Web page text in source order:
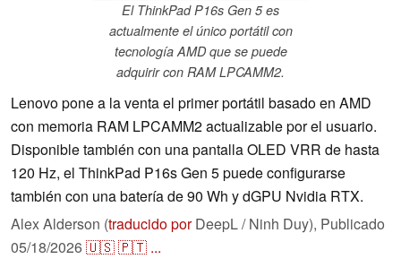
El ThinkPad P16s Gen 5 es
actualmente el único portátil con
tecnología AMD que se puede
adquirir con RAM LPCAMM2.
Lenovo pone a la venta el primer portátil basado en AMD
con memoria RAM LPCAMM2 actualizable por el usuario.
Disponible también con una pantalla OLED VRR de hasta
120 Hz, el ThinkPad P16s Gen 5 puede configurarse
también con una batería de 90 Wh y dGPU Nvidia RTX.
Alex Alderson (traducido porDeepL / Ninh Duy), Publicado
05/18/2026🇺🇸🇵🇹 ...